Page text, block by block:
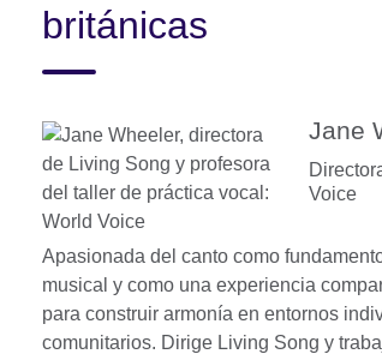
británicas
Jane
Voice
Apasionada del canto como
musical y como una experiencia
para construir armonía en entornos
comunitarios. Dirige Living Song y